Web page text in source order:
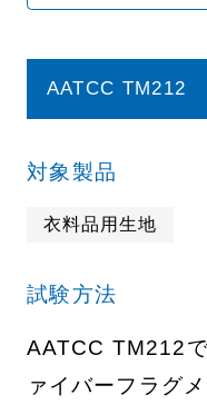
AATCC TM212
対象製品
衣料品用生地
試験方法
AATCC TM212
ァイバーフラグ